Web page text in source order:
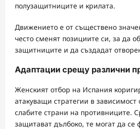
полузащитниците и крилата.
Движението е от съществено
често сменят позициите си, за да
защитниците и да създадат
Адаптации срещу различни
Женският отбор на Испания
атакуващи стратегии в зависимост
слабите страни на противниците.
защитават дълбоко, те могат да се